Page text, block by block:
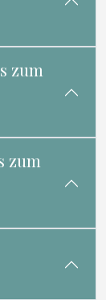
zum
zum